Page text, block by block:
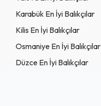
Karabük En İyi Balıkçılar
Kilis En İyi Balıkçılar
Osmaniye En İyi Balıkçılar
Düzce En İyi Balıkçılar